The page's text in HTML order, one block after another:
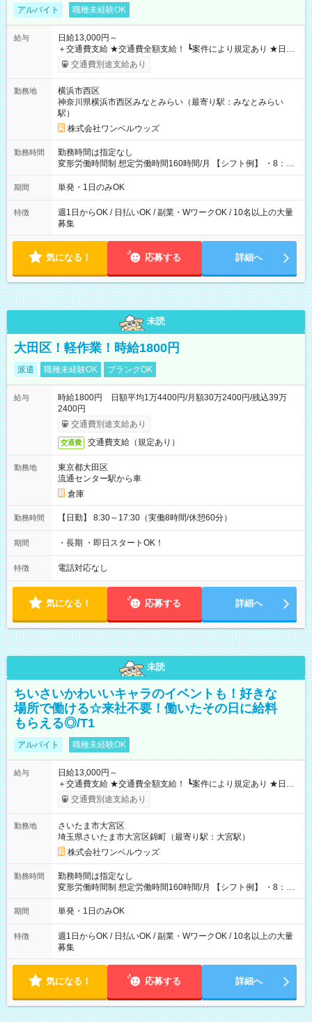
アルバイト 職種未経験OK
給与
日給13,000円～
＋交通費支給 ★交通費全額支給！ ┗案件により規定あり ★日払
いOK！（規定あり） ┗働いたその日に現金GET♪ お仕事後はコ
ンビニATMから 日払い分を引き落とせます！ 【試用期間】試
交通費別途支給あり
勤務地
横浜市西区
神奈川県横浜市西区みなとみらい（最寄り駅：みなとみらい
駅）
株式会社ワンベルウッズ
勤務時間
勤務時間は指定なし
変形労働時間制 想定労働時間160時間/月 【シフト例】 ・8：00
～21：00
期間 単発・1日のみOK
特徴
週1日からOK / 日払いOK / 副業・WワークOK / 10名以上の大量
募集
気になる！ 応募する 詳細へ
未読
大田区！軽作業！時給1800円
派遣 職種未経験OK ブランクOK
給与
時給1800円 日額平均1万4400円/月額30万2400円/残込39万
2400円
交通費別途支給あり
交通費 交通費支給（規定あり）
勤務地
東京都大田区
流通センター駅から車
倉庫
勤務時間 【日勤】 8:30～17:30（実働8時間/休憩60分）
期間 ・長期 ・即日スタートOK！
特徴 電話対応なし
気になる！ 応募する 詳細へ
未読
ちいさいかわいいキャラのイベントも！好きな
場所で働ける☆来社不要！働いたその日に給料
もらえる◎/T1
アルバイト 職種未経験OK
給与
日給13,000円～
＋交通費支給 ★交通費全額支給！ ┗案件により規定あり ★日払
いOK！（規定あり） ┗働いたその日に現金GET♪ お仕事後はコ
ンビニATMから 日払い分を引き落とせます！ 【試用期間】試
交通費別途支給あり
勤務地
さいたま市大宮区
埼玉県さいたま市大宮区錦町（最寄り駅：大宮駅）
株式会社ワンベルウッズ
勤務時間
勤務時間は指定なし
変形労働時間制 想定労働時間160時間/月 【シフト例】 ・8：00
～21：00
期間 単発・1日のみOK
特徴
週1日からOK / 日払いOK / 副業・WワークOK / 10名以上の大量
募集
気になる！ 応募する 詳細へ